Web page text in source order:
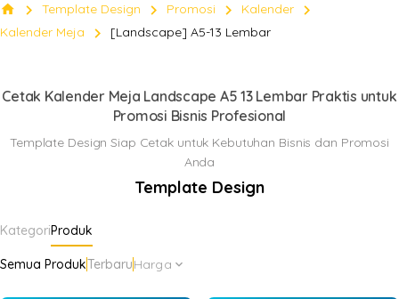
home chevron_right Template Design chevron_right Promosi chevron_right Kalender chevron_right
Kalender Meja chevron_right [Landscape] A5-13 LembarKalender
Cetak Kalender Meja Landscape A5 13 Lembar Praktis untuk
Promosi Bisnis Profesional
Template Design Siap Cetak untuk Kebutuhan Bisnis dan Promosi
Anda
Template Design
KategoriProduk
Semua ProdukTerbaruHarga expand_more